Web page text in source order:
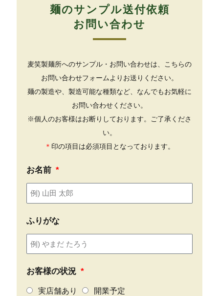
麺のサンプル送付依頼
お問い合わせ
麦笑製麺所へのサンプル・お問い合わせは、こちらの
お問い合わせフォームよりお送りください。
麺の製造や、製造可能な種類など、なんでもお気軽に
お問い合わせください。
※個人のお客様はお断りしております。ご了承くださ
い。
＊ 印の項目は必須項目となっております。
お名前
ふりがな
お客様の状況
実店舗あり 開業予定